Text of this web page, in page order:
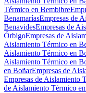
Térmico en Bembibre
BenamaríasEmpresas de
BenavidesEmpresas de
ÓrbigoEmpresas de
Aislamiento Térmico en
Aislamiento Térmico en
Aislamiento Térmico en
en BoñarEmpresas de
Empresas de Aislamiento
de Aislamiento Térmico